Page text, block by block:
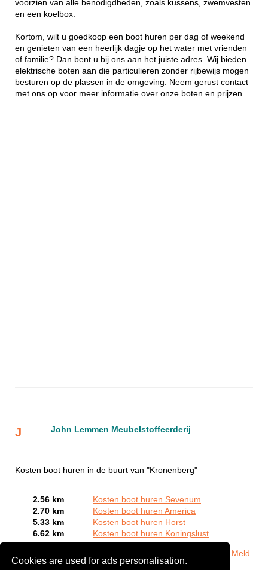
Cookies are used for ads personalisation.
voorzien van alle benodigdheden, zoals kussens, zwemvesten
en een koelbox.
Kortom, wilt u goedkoop een boot huren per dag of weekend
en genieten van een heerlijk dagje op het water met vrienden
of familie? Dan bent u bij ons aan het juiste adres. Wij bieden
elektrische boten aan die particulieren zonder rijbewijs mogen
besturen op de plassen in de omgeving. Neem gerust contact
met ons op voor meer informatie over onze boten en prijzen.
J John Lemmen Meubelstoffeerderij
Kosten boot huren in de buurt van "Kronenberg"
2.56 km
Kosten boot huren Sevenum
2.70 km
Kosten boot huren America
5.33 km
Kosten boot huren Horst
6.62 km
Kosten boot huren Koningslust
Meld
een bedrijf gratis aan